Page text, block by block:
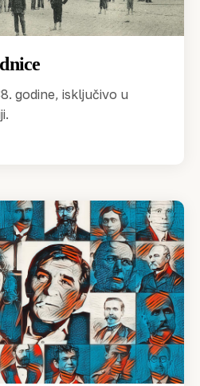
godine, isključivo u